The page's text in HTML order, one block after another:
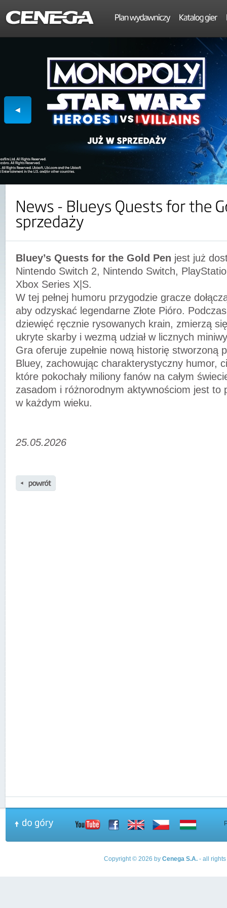
Bluey’s Quests for the Gold Pen jest już
Nintendo Switch 2, Nintendo Switch,
Xbox Series X|S.
W tej pełnej humoru przygodzie gracze
aby odzyskać legendarne Złote Pióro.
dziewięć ręcznie rysowanych krain, zmierzą
ukryte skarby i wezmą udział w licznych
Gra oferuje zupełnie nową historię stworzoną
Bluey, zachowując charakterystyczny humor,
które pokochały miliony fanów na całym
zasadom i różnorodnym aktywnościom jest to
w każdym wieku.
25.05.2026
Copyright © 2026 by Cenega S.A.- all rights